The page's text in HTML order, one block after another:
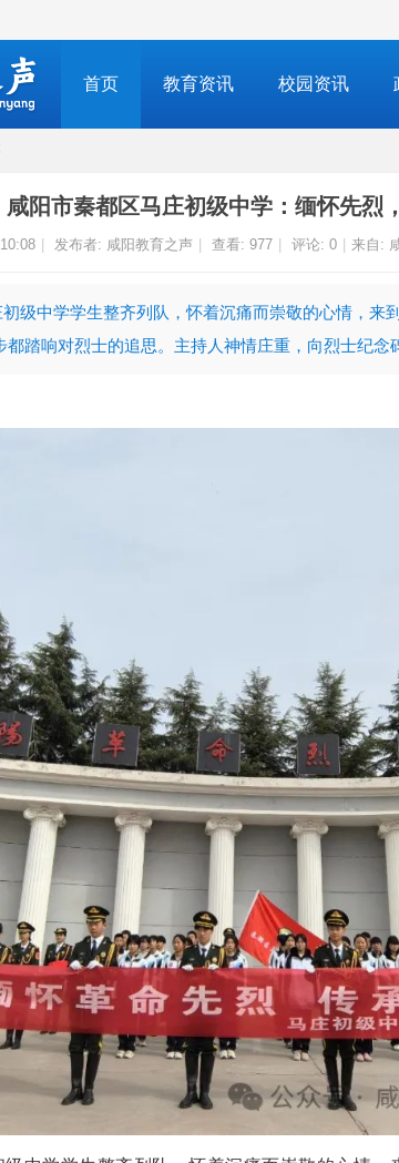
首页 教育资讯 校园资讯
咸阳市秦都区马庄初级中学：缅怀先烈
发布者: 咸阳教育之声 查看: 977 评论: 0 来自:
级中学学生整齐列队，怀着沉痛而崇敬的心情，来
都踏响对烈士的追思。主持人神情庄重，向烈士纪念